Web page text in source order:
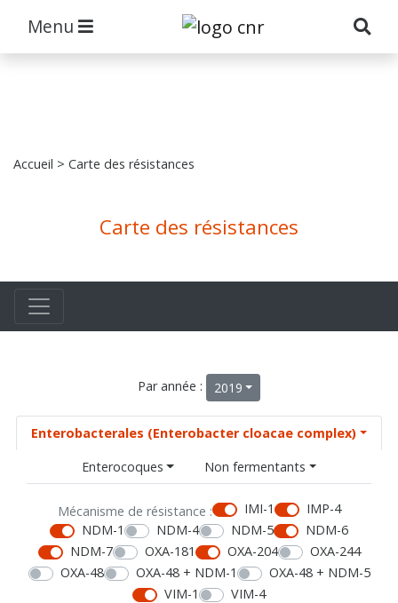
Menu
Accueil > Carte des résistances
Carte des résistances
Par année : 2019
Enterobacterales (Enterobacter cloacae complex)
Enterocoques
Non fermentants
Mécanisme de résistance : IMI-1
IMP-4
NDM-1
NDM-4 NDM-5
NDM-6
NDM-7
OXA-181 OXA-204
OXA-244
OXA-48
OXA-48 + NDM-1
OXA-48 + NDM-5
VIM-1
VIM-4